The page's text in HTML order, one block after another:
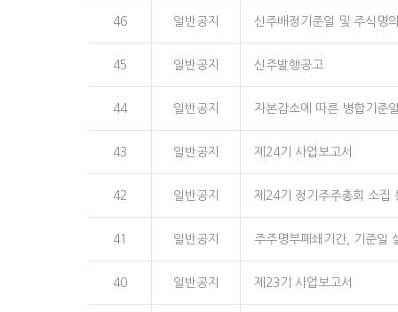
46 일반공지 신주배정기준일 및 주식명
45 일반공지 신주발행공고
44 일반공지 자본감소에 따른 병합기준
43 일반공지 제24기 사업보고서
42 일반공지 제24기 정기주주총회 소집
41 일반공지 주주명부폐쇄기간, 기준일
40 일반공지 제23기 사업보고서